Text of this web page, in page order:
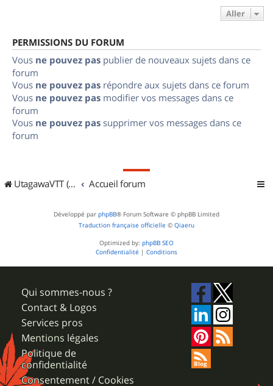
Aller
PERMISSIONS DU FORUM
Vous ne pouvez pas publier de nouveaux sujets dans ce
forum
Vous ne pouvez pas répondre aux sujets dans ce forum
Vous ne pouvez pas modifier vos messages dans ce
forum
Vous ne pouvez pas supprimer vos messages dans ce
forum
UtagawaVTT (Randos VTT et VTTAE avec traces GPS) Accueil forum
Développé par phpBB® Forum Software © phpBB Limited
Traduction française officielle © Qiaeru
Optimized by: phpBB SEO
Confidentialité | Conditions
Qui sommes-nous ?
Contact & Logos
Services pros
Mentions légales
Politique de
confidentialité
Consentement / Cookies